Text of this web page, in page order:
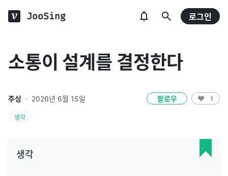
JooSing 로그인
소통이 설계를 결정한다
주싱 · 2026년 6월 15일 팔로우 1
생각
생각